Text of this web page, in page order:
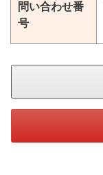
問い合わせ番
号